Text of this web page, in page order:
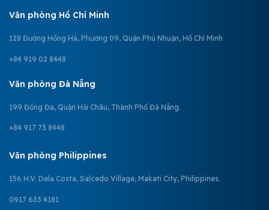
Văn phòng Hồ Chí Minh
128 Đường Hồng Hà, Phường 09, Quận Phú Nhuận, Hồ Chí Minh
+84 919 02 8448
Văn phòng Đà Nẵng
199 Đống Đa, Quận Hải Châu, Thành Phố Đà Nẵng.
+84 917 73 8448
Văn phòng Philippines
156 H.V. Dela Costa, Salcedo Village, Makati City, Philippines.
0917 633 4181